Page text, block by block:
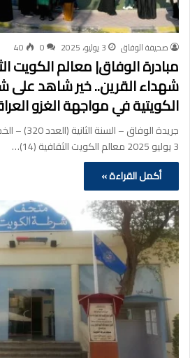
صحيفة الوفاق 3 يوليو، 2025 0
40
شهداء القرين.. خير شاهد على
الكويتية في مواجهة الغزو
3 يوليو 2025 معالم الكويت الثقافية (14)…
أكمل القراءة »